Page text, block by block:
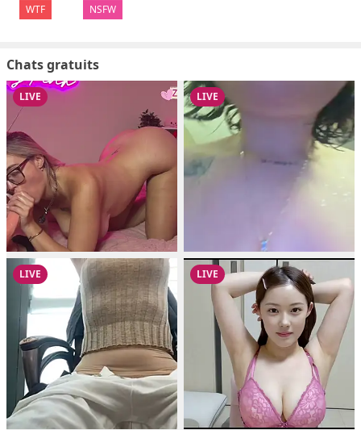
WTF NSFW
Chats gratuits